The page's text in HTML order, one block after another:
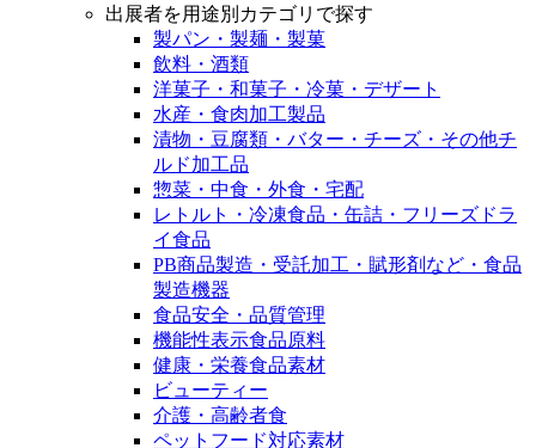
出展者を用途別カテゴリで探す
製パン・製麺・製菓
飲料・酒類
洋菓子・和菓子・冷菓・デザート
水産・食肉加工製品
漬物・豆腐類・バター・チーズ・その他チ
ルド加工品
惣菜・中食・外食・宅配
レトルト・冷凍食品・缶詰・フリーズドラ
イ食品
PB商品製造・受託加工・賦形剤など・食品
製造機器
食品安全・品質管理
機能性表示食品原料
健康・栄養食品素材
ビューティー
介護・高齢者食
ペットフード対応素材